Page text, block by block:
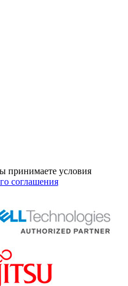
принимаете условия
соглашения